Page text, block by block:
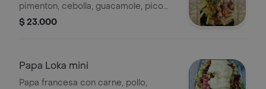
pimenton, cebolla, guacamole, pico
de gallo, jalapeño, tostacos
$ 23.000
Papa Loka mini
Papa francesa con carne, pollo,